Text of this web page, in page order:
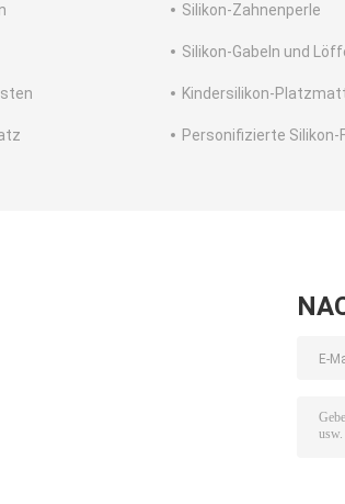
Silikon-Zahnenperle
Silikon-Gabeln und
Kindersilikon-
Personifizierte Silikon-